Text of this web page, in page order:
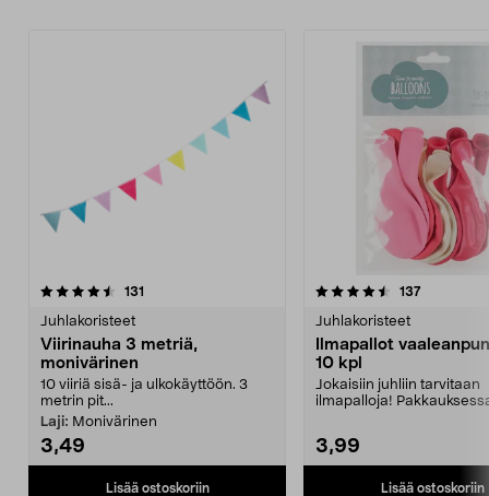
131
Juhlakoristeet
Viirinauha 3 metriä,
monivärinen
10 viiriä sisä- ja ulkokäyttöön. 3
metrin pit...
Laji: Monivärinen
3,49
Lisää ostoskoriin
4.5 viidestä
137arvostelut
Juhlakoristeet
Ilmapallot
10 kpl
Jokaisiin juhliin tarvitaan
ilmapalloja!
3,99
Lisää ostoskoriin
4.0 viidestä